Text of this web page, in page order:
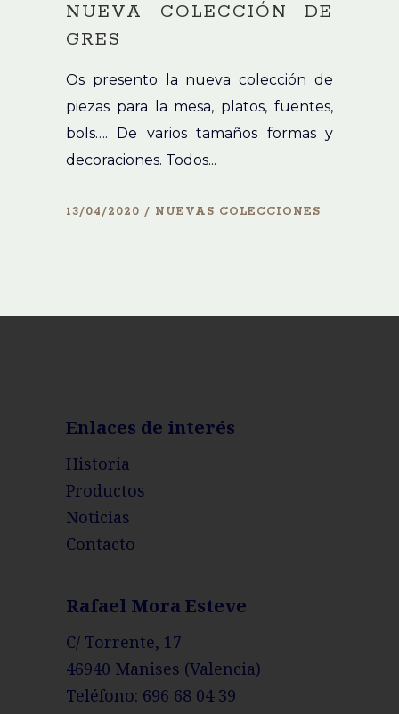
NUEVA COLECCIÓN DE
GRES
Os presento la nueva colección de
piezas para la mesa, platos, fuentes,
bols…. De varios tamaños formas y
decoraciones. Todos...
13/04/2020 NUEVAS COLECCIONES
Enlaces de interés
Historia
Productos
Noticias
Contacto
Rafael Mora Esteve
C/ Torrente, 17
46940 Manises (Valencia)
Teléfono: 696 68 04 39